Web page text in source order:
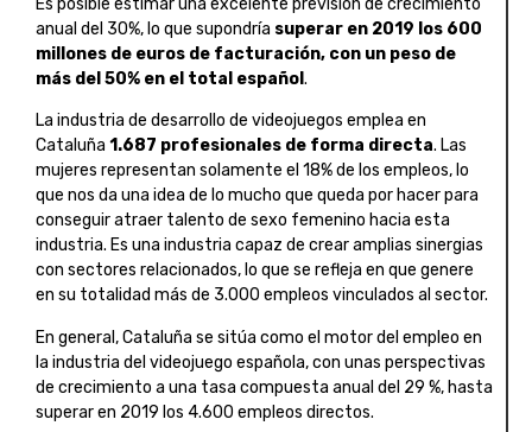
Es posible estimar una excelente previsión de crecimiento
anual del 30%, lo que supondría superar en 2019 los 600
millones de euros de facturación, con un peso de
más del 50% en el total español .
La industria de desarrollo de videojuegos emplea en
Cataluña 1.687 profesionales de forma directa. Las
mujeres representan solamente el 18% de los empleos, lo
que nos da una idea de lo mucho que queda por hacer para
conseguir atraer talento de sexo femenino hacia esta
industria. Es una industria capaz de crear amplias sinergias
con sectores relacionados, lo que se refleja en que genere
en su totalidad más de 3.000 empleos vinculados al sector.
En general, Cataluña se sitúa como el motor del empleo en
la industria del videojuego española, con unas perspectivas
de crecimiento a una tasa compuesta anual del 29 %, hasta
superar en 2019 los 4.600 empleos directos.